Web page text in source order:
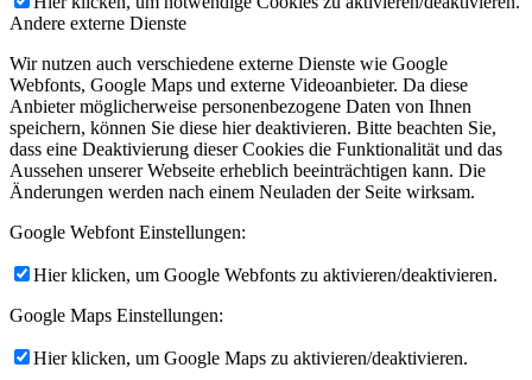
Andere externe Dienste
Wir nutzen auch verschiedene externe Dienste wie Google
Webfonts, Google Maps und externe Videoanbieter. Da diese
Anbieter möglicherweise personenbezogene Daten von Ihnen
speichern, können Sie diese hier deaktivieren. Bitte beachten Sie,
dass eine Deaktivierung dieser Cookies die Funktionalität und das
Aussehen unserer Webseite erheblich beeinträchtigen kann. Die
Änderungen werden nach einem Neuladen der Seite wirksam.
Google Webfont Einstellungen:
Hier klicken, um Google Webfonts zu aktivieren/deaktivieren.
Google Maps Einstellungen:
Hier klicken, um Google Maps zu aktivieren/deaktivieren.